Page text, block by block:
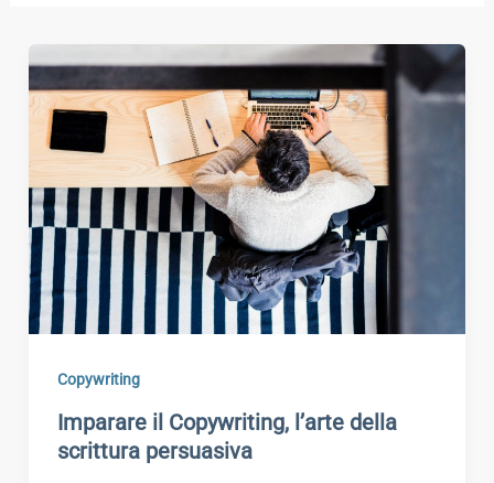
Copywriting
Imparare il Copywriting, l’arte della
scrittura persuasiva